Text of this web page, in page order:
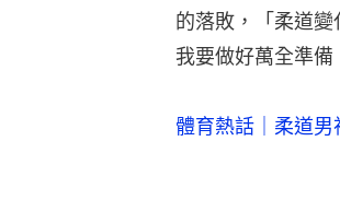
的落敗，「柔道變
我要做好萬全準備
體育熱話｜柔道